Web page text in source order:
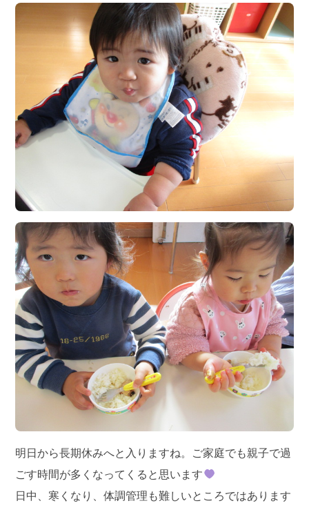
明日から長期休みへと入りますね。ご家庭でも親子で過
ごす時間が多くなってくると思います
日中、寒くなり、体調管理も難しいところではあります